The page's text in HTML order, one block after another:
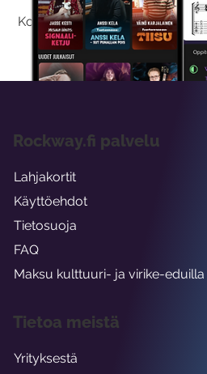
Kokeilemalla ilmaiseksi saat
viikon
Rockway.fi palvelu
Lahjakortit
Käyttöehdot
Tietosuoja
FAQ
Maksu kulttuuri- ja virike-eduilla
Tietoa meistä
Yrityksestä